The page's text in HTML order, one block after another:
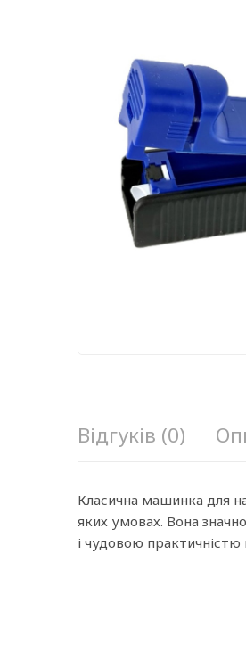
Відгуків (0)
Класична машинка для
яких умовах. Вона
і чудовою практичністю